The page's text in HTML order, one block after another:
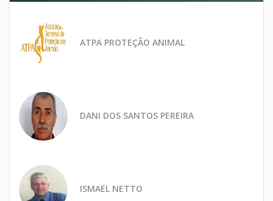
ATPA PROTEÇÃO ANIMAL
DANI DOS SANTOS PEREIRA
ISMAEL NETTO